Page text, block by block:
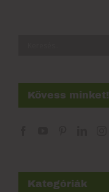
Kövess minket!
Kategóriák